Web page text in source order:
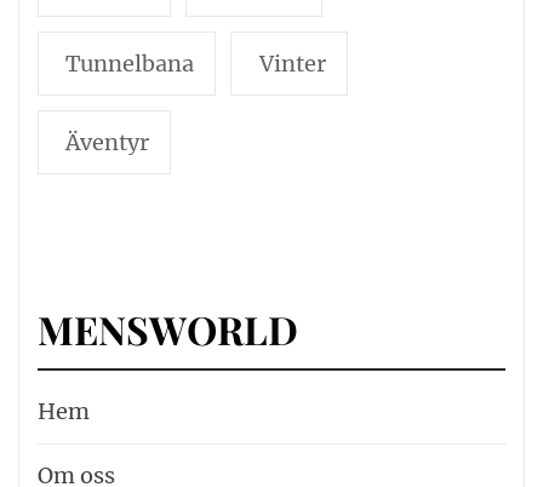
Tunnelbana Vinter
Äventyr
MENSWORLD
Hem
Om oss